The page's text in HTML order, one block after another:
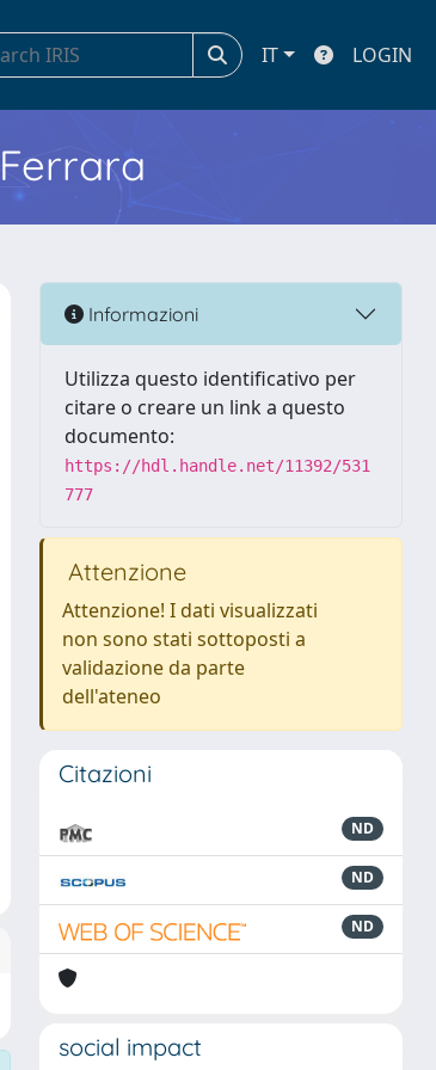
IT LOGIN
Informazioni
Utilizza questo identificativo per
citare o creare un link a questo
documento:
https://hdl.handle.net/11392/531
777
Attenzione
Attenzione! I dati visualizzati
non sono stati sottoposti a
validazione da parte
dell'ateneo
Citazioni
ND
ND
ND
social impact